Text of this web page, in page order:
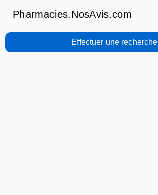
Pharmacies.NosAvis.com
Effectuer une recherche